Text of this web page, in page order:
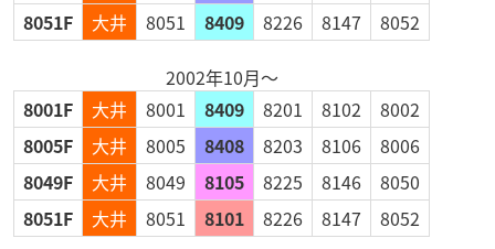
8051F
大井 8051 8409 8226 8147 8052
2002年10月～
8001F
大井 8001 8409 8201 8102
8002
8005F
大井 8005 8408 8203 8106
8006
8049F
大井 8049 8105 8225 8146
8050
8051F
大井 8051 8101 8226 8147 8052